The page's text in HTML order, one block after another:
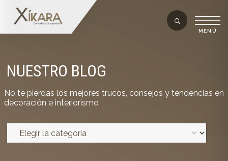
NUESTRO BLOG
No te pierdas los mejores trucos, consejos y tendencias en
decoración e interiorismo